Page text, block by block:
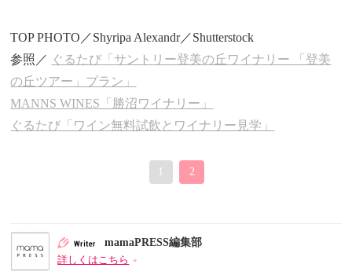
TOP PHOTO／Shyripa Alexandr／Shutterstock
参照／ ぐるたび「サントリー登美の丘ワイナリー 「登美
の丘ツアー」プラン」
MANNS WINES「勝沼ワイナリー」
ぐるたび「ワイン無料試飲とワイナリー見学」
2
mamaPRESS編集部
詳しくはこちら